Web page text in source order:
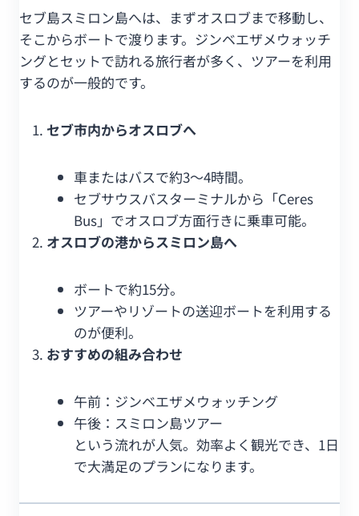
セブ島スミロン島へは、まずオスロブまで移動し、
そこからボートで渡ります。ジンベエザメウォッチ
ングとセットで訪れる旅行者が多く、ツアーを利用
するのが一般的です。
セブ市内からオスロブへ
車またはバスで約3〜4時間。
セブサウスバスターミナルから「Ceres
Bus」でオスロブ方面行きに乗車可能。
オスロブの港からスミロン島へ
ボートで約15分。
ツアーやリゾートの送迎ボートを利用する
のが便利。
おすすめの組み合わせ
午前：ジンベエザメウォッチング
午後：スミロン島ツアー
という流れが人気。効率よく観光でき、1日
で大満足のプランになります。